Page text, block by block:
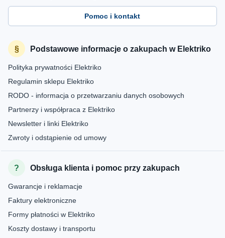
Pomoc i kontakt
Podstawowe informacje o zakupach w Elektriko
Polityka prywatności Elektriko
Regulamin sklepu Elektriko
RODO - informacja o przetwarzaniu danych osobowych
Partnerzy i współpraca z Elektriko
Newsletter i linki Elektriko
Zwroty i odstąpienie od umowy
Obsługa klienta i pomoc przy zakupach
Gwarancje i reklamacje
Faktury elektroniczne
Formy płatności w Elektriko
Koszty dostawy i transportu